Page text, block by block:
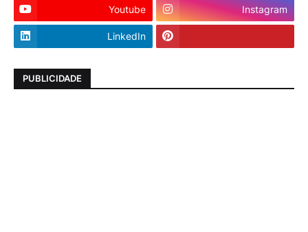
Youtube Instagram
LinkedIn
PUBLICIDADE